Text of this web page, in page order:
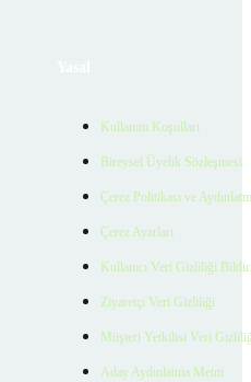
Kullanım Koşulları
Bireysel Üyelik Sözleşmesi
Çerez Politikası ve
Çerez Ayarları
Kullanıcı Veri Gizliliği
Ziyaretçi Veri Gizliliği
Müşteri Yetkilisi Veri
Aday Aydınlatma Metni